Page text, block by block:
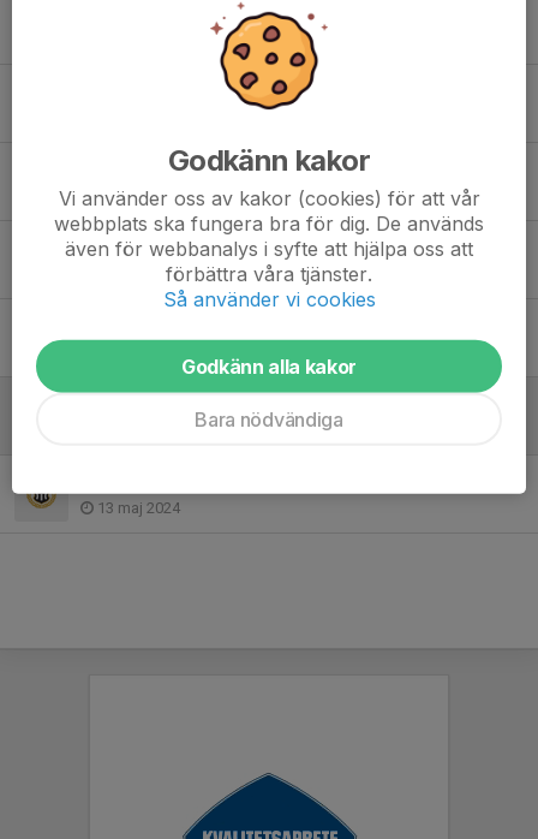
Träning utomhus samt övrig info
Tack för den här terminen!
Juluppehåll och info
20 nov 2025
✨️Bingolotter till uppesittarkvällen✨️
9 nov 2025
13 maj 2024
Godkänn kakor
Vi använder oss av kakor (cookies) för att vår
webbplats ska fungera bra för dig. De används
även för webbanalys i syfte att hjälpa oss att
förbättra våra tjänster.
Så använder vi cookies
Godkänn alla kakor
Bara nödvändiga